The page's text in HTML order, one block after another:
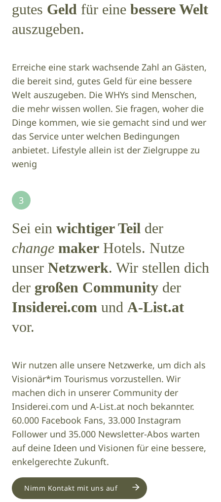
gutes Geld für eine bessere Welt
auszugeben.
Erreiche eine stark wachsende Zahl an Gästen,
die bereit sind, gutes Geld für eine bessere
Welt auszugeben. Die WHYs sind Menschen,
die mehr wissen wollen. Sie fragen, woher die
Dinge kommen, wie sie gemacht sind und wer
das Service unter welchen Bedingungen
anbietet. Lifestyle allein ist der Zielgruppe zu
wenig
3
Sei ein wichtiger Teil der
change maker Hotels. Nutze
unser Netzwerk. Wir stellen dich
der großen Community der
Insiderei.com und A-List.at
vor.
Wir nutzen alle unsere Netzwerke, um dich als
Visionär*im Tourismus vorzustellen. Wir
machen dich in unserer Community der
Insiderei.com und A-List.at noch bekannter.
60.000 Facebook Fans, 33.000 Instagram
Follower und 35.000 Newsletter-Abos warten
auf deine Ideen und Visionen für eine bessere,
enkelgerechte Zukunft.
Nimm Kontakt mit uns auf